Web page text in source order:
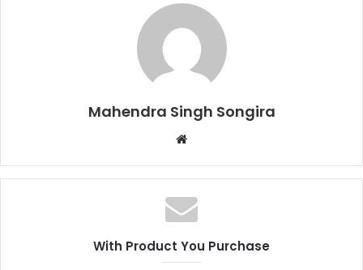
Mahendra Singh Songira
Website
With Product You Purchase